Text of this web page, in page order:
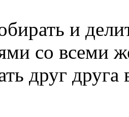
и
со всеми
друг